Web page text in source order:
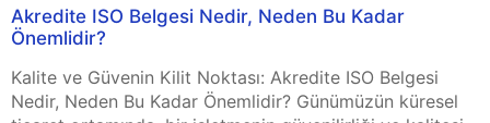
Akredite ISO Belgesi Nedir, Neden Bu Kadar
Önemlidir?
Kalite ve Güvenin Kilit Noktası: Akredite ISO Belgesi
Nedir, Neden Bu Kadar Önemlidir? Günümüzün küresel